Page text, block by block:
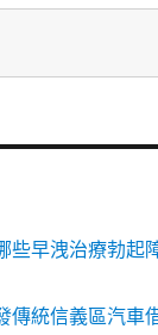
些早洩治療勃起
傳統信義區汽車